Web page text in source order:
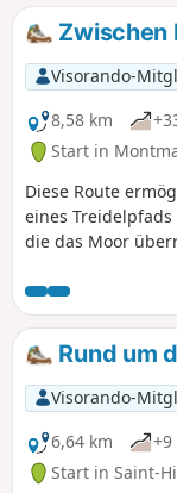
Zwischen
Visorando-
8,58 km
Start in
Diese Route
eines
die das Moor
Rund um
Visorando-
6,64 km
+9
Start in Saint-